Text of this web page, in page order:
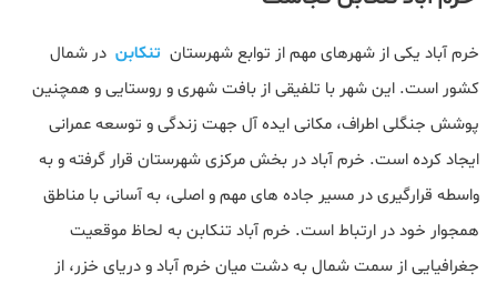
خرم‌ آباد یکی از شهرهای مهم از توابع شهرستان تنکابن در شمال
کشور است. این شهر با تلفیقی از بافت شهری و روستایی و همچنین
پوشش جنگلی اطراف، مکانی ایده آل جهت زندگی و توسعه عمرانی
ایجاد کرده است. خرم‌ آباد در بخش مرکزی شهرستان قرار گرفته و به‌
واسطه قرارگیری در مسیر جاده‌ های مهم و اصلی، به‌ آسانی با مناطق
همجوار خود در ارتباط است. خرم آباد تنکابن به لحاظ موقعیت
جغرافیایی از سمت شمال به دشت میان خرم‌ آباد و دریای خزر، از